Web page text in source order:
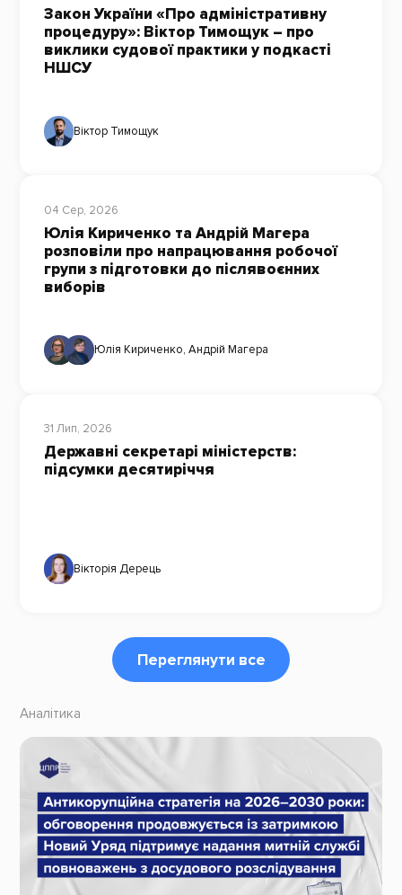
Закон України «Про адміністративну
процедуру»: Віктор Тимощук – про
виклики судової практики у подкасті
НШСУ
Віктор Тимощук
04 Сер, 2026
Юлія Кириченко та Андрій Магера
розповіли про напрацювання робочої
групи з підготовки до післявоєнних
виборів
Юлія Кириченко, Андрій Магера
31 Лип, 2026
Державні секретарі міністерств:
підсумки десятиріччя
Вікторія Дерець
Переглянути все
Аналітика